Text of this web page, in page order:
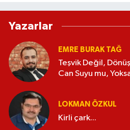
Yazarlar
EMRE BURAK TAĞ
Teşvik Değil,
Can Suyu mu,
LOKMAN ÖZKUL
Kirli çark...